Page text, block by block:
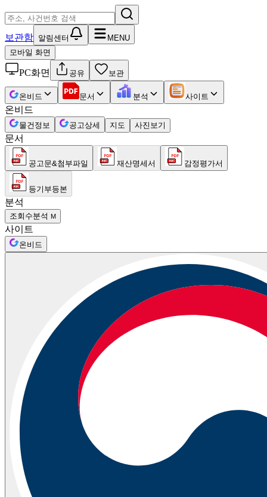
보관함 알림센터
MENU
모바일 화면
PC화면 공유 보관
온비드 문서 분석 사이트
온비드
물건정보 공고상세 지도 사진보기
문서
공고문&첨부파일 재산명세서 감정평가서
등기부등본
분석
조회수분석 M
사이트
온비드